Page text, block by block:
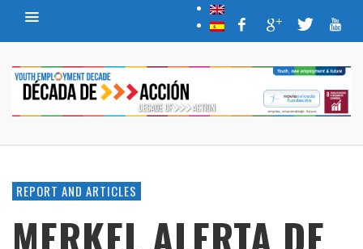
REPORT AND ARTICLES